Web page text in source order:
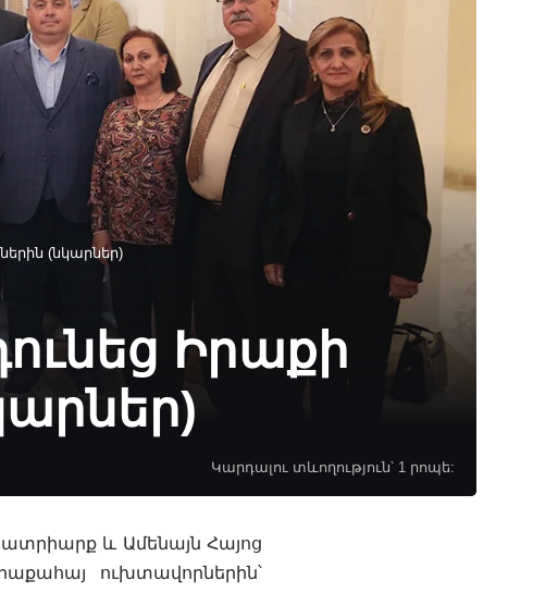
(նկարներ)
Իրաքի
Կարդալու տևողություն՝ 1 րոպե:
և Ամենայն Հայոց
ուխտավորներին՝